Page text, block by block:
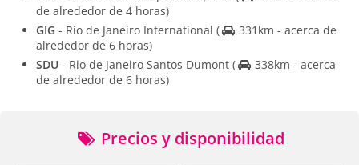
de alrededor de 4 horas)
GIG - Rio de Janeiro International (
331km - acerca de
alrededor de 6 horas)
SDU - Rio de Janeiro Santos Dumont (
338km - acerca
de alrededor de 6 horas)
Precios y disponibilidad